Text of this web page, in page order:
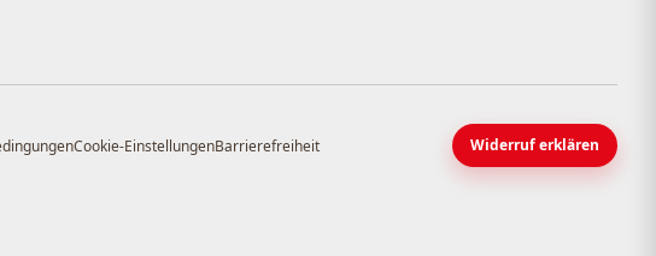
Cookie-EinstellungenBarrierefreiheit Widerruf erklären